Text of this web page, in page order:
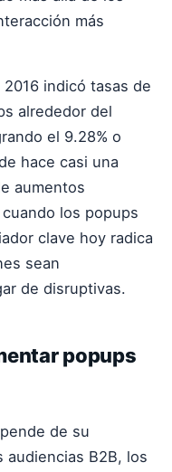
más
indicó tasas de
alrededor del
el 9.28% o
hace casi una
aumentos
los popups
clave hoy radica
sean
de disruptivas.
popups
de su
audiencias B2B, los